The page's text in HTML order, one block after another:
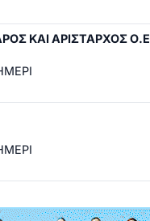
ΚΑΙ ΑΡΙΣΤΑΡΧΟΣ Ο.Ε